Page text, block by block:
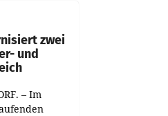
deutlich
zwei
und
– Im